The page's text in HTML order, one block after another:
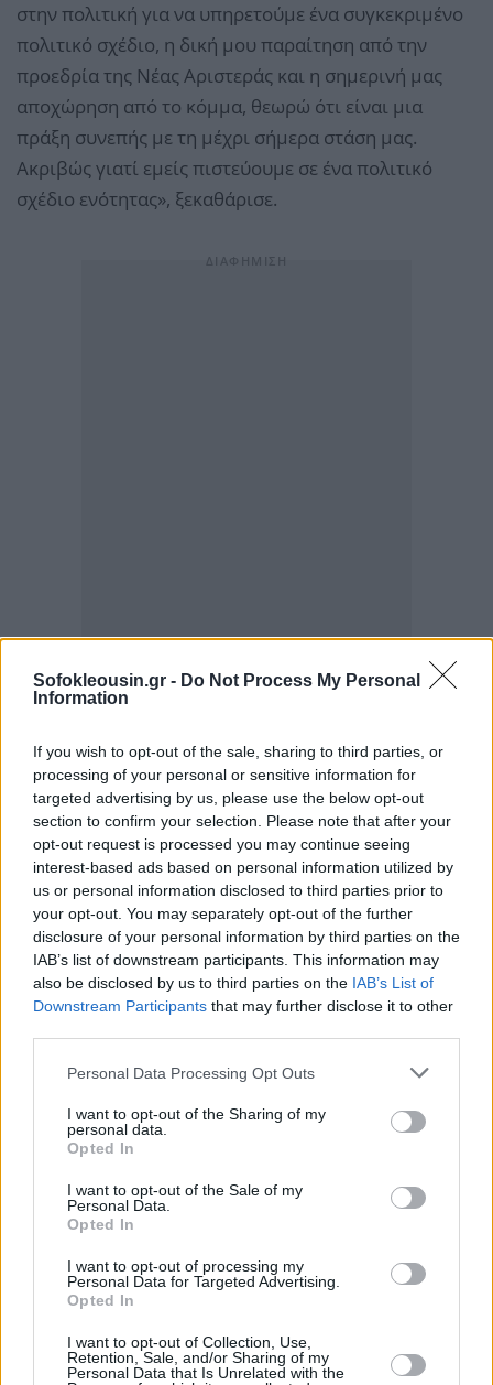
Sofokleousin.gr - Do Not Process My Personal
Information
If you wish to opt-out of the sale, sharing to third parties, or
processing of your personal or sensitive information for
targeted advertising by us, please use the below opt-out
section to confirm your selection. Please note that after your
opt-out request is processed you may continue seeing
interest-based ads based on personal information utilized by
us or personal information disclosed to third parties prior to
your opt-out. You may separately opt-out of the further
disclosure of your personal information by third parties on the
IAB’s list of downstream participants. This information may
also be disclosed by us to third parties on the IAB’s List of
Downstream Participants that may further disclose it to other
Personal Data Processing Opt Outs
I want to opt-out of the Sharing of my
personal data.
Opted In
I want to opt-out of the Sale of my
Personal Data.
Opted In
I want to opt-out of processing my
Personal Data for Targeted Advertising.
Opted In
I want to opt-out of Collection, Use,
Retention, Sale, and/or Sharing of my
Personal Data that Is Unrelated with the
στην πολιτική για να υπηρετούμε ένα συγκεκριμένο
πολιτικό σχέδιο, η δική μου παραίτηση από την
προεδρία της Νέας Αριστεράς και η σημερινή μας
αποχώρηση από το κόμμα, θεωρώ ότι είναι μια
πράξη συνεπής με τη μέχρι σήμερα στάση μας.
Ακριβώς γιατί εμείς πιστεύουμε σε ένα πολιτικό
σχέδιο ενότητας», ξεκαθάρισε.
Με το ΠΑΣΟΚ, ανέφερε ο κ. Χαρίτσης, την τελευταία
τριετία υπήρξε συνεργασία σε κοινοβουλευτικό
επίπεδο σε μια σειρά από ζητήματα. Σύμφωνα με τον
ίδιο, το γεγονός ότι το ΠΑΣΟΚ και με τη συνεδριακή
του απόφαση έχει επιλέξει αυτόνομη πορεία και το
ανταγωνίζονταν για τη δεύτερη θέση την ώρα που το
επείγον για την κοινωνία ήταν η δημιουργία
συγκλίσεων για να υπάρξει αντίπαλος πόλος
απέναντι στη Δεξιά του Κυριάκου Μητσοτάκη,
δυσχεραίνει την όποια δυνατότητα ευρύτερων
συγκλίσεων.
Παρόλα αυτά, ο κ. Χαρίτσης επισήμανε ότι
εξακολουθεί να πιστεύει ότι αυτό που είχαν ψηφίσει